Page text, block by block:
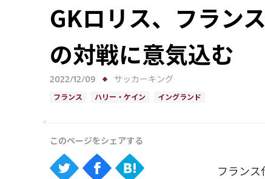
GKロリス、フラン
の対戦に意気込む
2022/12/09 サッカーキング
フランス ハリー・ケイン イングランド
フランス